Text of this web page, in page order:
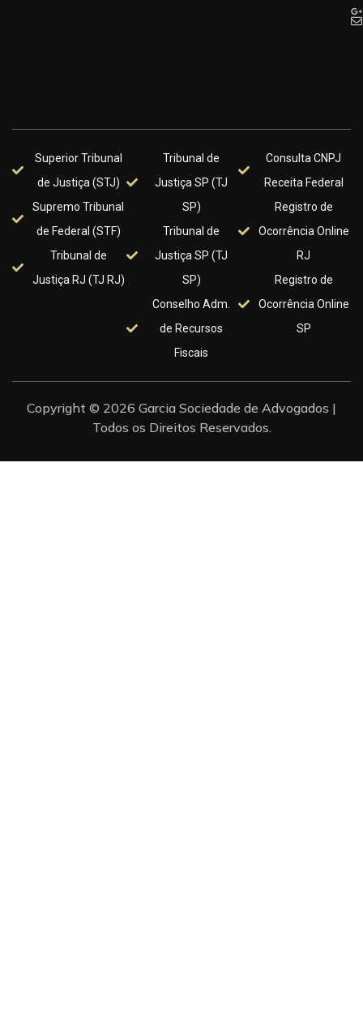
Superior Tribunal
de Justiça (STJ)
Supremo Tribunal
de Federal (STF)
Tribunal de
Justiça RJ (TJ RJ)
Tribunal de
Justiça SP (TJ
SP)
Tribunal de
Justiça SP (TJ
SP)
Conselho Adm.
de Recursos
Fiscais
Consulta CNPJ
Receita Federal
Registro de
Ocorrência Online
RJ
Registro de
Ocorrência Online
SP
Copyright © 2026 Garcia Sociedade de Advogados |
Todos os Direitos Reservados.